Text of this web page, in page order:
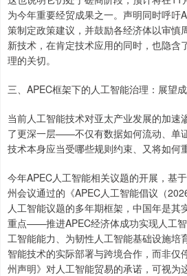
为今年重要经贸成果之一。声明同时呼吁
策制定政策建议，并鼓励各经济体以审慎
新技术，在肯定技术应用的同时，也隐含
理的关切。
三、APEC框架下的人工智能治理：展望
当前人工智能技术对亚太产业发展的加速
了更深一层——不仅有数据如何流动、单
技术本身应当受哪些规则约束、又将如何
今年APEC人工智能相关议题的开展，基
州会议通过的《APEC人工智能倡议（
人工智能议题的多年期框架，中国年是其
重点——推进APEC经济体成功实现人工
工智能能力、为韧性人工智能基础设施
智能技术的实际部署与跨境合作，而非仅
州声明》对人工智能贸易的承诺，可视为